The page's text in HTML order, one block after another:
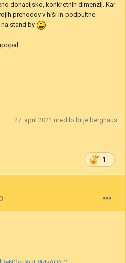
donacijsko, konkretnih dimenzij. Kar
prehodov v hiši in podpultne
stand by
27. april 2021 uredilo bitje berghaus
1